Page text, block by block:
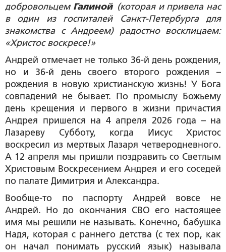
добровольцем Галиной (которая и привела нас
в один из госпиталей Санкт-Петербурга для
знакомства с Андреем) радостно восклицаем:
«Христос воскресе!»
Андрей отмечает не только 36-й день рождения,
но и 36-й день своего второго рождения –
рождения в новую христианскую жизнь! У Бога
совпадений не бывает. По промыслу Божьему
день крещения и первого в жизни причастия
Андрея пришелся на 4 апреля 2026 года – на
Лазареву Субботу, когда Иисус Христос
воскресил из мертвых Лазаря четверодневного.
А 12 апреля мы пришли поздравить со Светлым
Христовым Воскресением Андрея и его соседей
по палате Димитрия и Александра.
Вообще-то по паспорту Андрей вовсе не
Андрей. Но до окончания СВО его настоящее
имя мы решили не называть. Конечно, бабушка
Надя, которая с раннего детства (с тех пор, как
он начал понимать русский язык) называла